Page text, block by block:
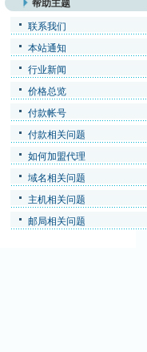
帮助主题
联系我们
本站通知
行业新闻
价格总览
付款帐号
付款相关问题
如何加盟代理
域名相关问题
主机相关问题
邮局相关问题